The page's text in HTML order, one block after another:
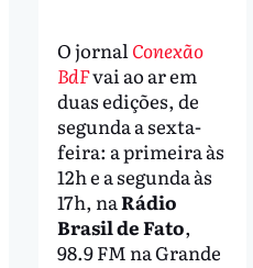
O jornal Conexão
BdFvai ao ar em
duas edições, de
segunda a sexta-
feira: a primeira às
12h e a segunda às
17h, naRádio
Brasil de Fato,
98.9 FM na Grande